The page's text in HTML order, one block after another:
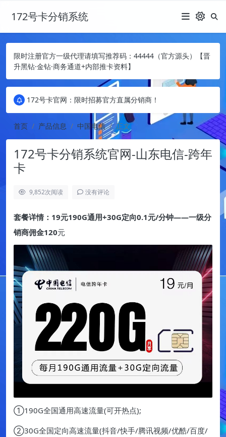
172号卡分销系统
限时注册官方一级代理请填写推荐码：44444（官方源头）【晋
升黑钻·金钻·商务通道+内部推卡资料】
172号卡官网：限时招募官方直属分销商！
172号卡官网：限时招募官方直属分销商！
172号卡官网：限时招募官方直属分销商！
首页 产品信息 中国电信 正文
172号卡分销系统官网-山东电信-跨年
卡
9,852次阅读 没有评论
套餐详情：19元190G通用+30G定向0.1元/分钟——一级分
销商佣金120元
①190G全国通用高速流量(可开热点);
②30G全国定向高速流量(抖音/快手/腾讯视频/优酷/百度/